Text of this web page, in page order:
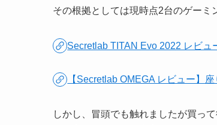
その根拠としては現時点2台のゲー
Secretlab TITAN Evo 2022 レビ
【Secretlab OMEGA レビュー】
しかし、冒頭でも触れましたが買っ